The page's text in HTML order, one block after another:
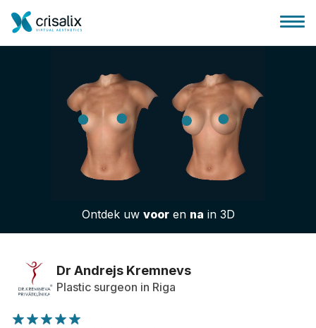
Huis chirurg
3D business platform
Patiëntrecensies
Ontdek uw vooren na in 3D
Dr Andrejs Kremnevs
Plastic surgeon in Riga